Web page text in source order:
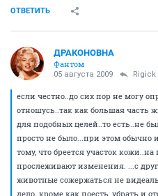
ОТВЕТИТЬ
Rigick
Штучный экземпляр
05 августа 2009
если честно..до сих пор не
этому отношусь..так как
выводится специально
есть..не было бы
не было...при этом обычно
сводитс к тому, что
наносится крем..и потом